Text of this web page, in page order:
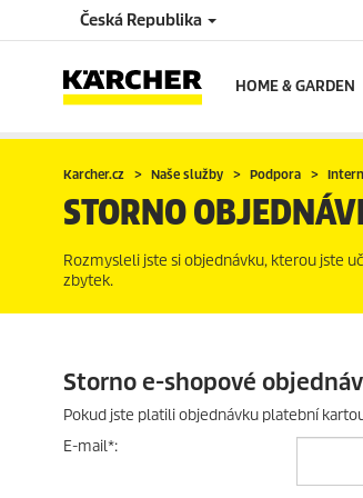
Česká Republika
HOME & GARDEN
Karcher.cz Naše služby Podpora
STORNO
Rozmysleli jste si objednávku, kterou jste
zbytek.
Storno e-shopové
Pokud jste platili objednávku platební
E-mail*: